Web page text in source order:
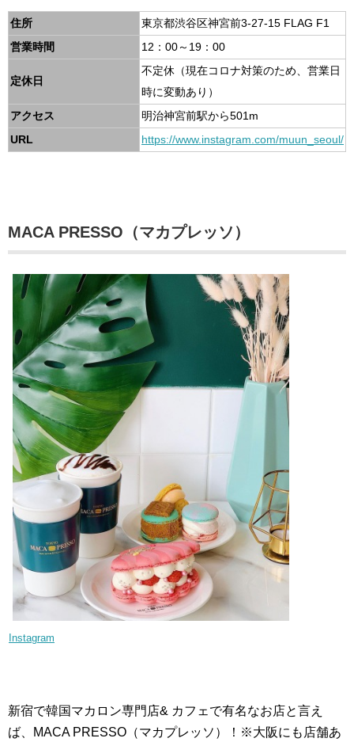
住所
東京都渋谷区神宮前3-27-15 FLAG F1
営業時間
12：00～19：00
定休日
不定休（現在コロナ対策のため、営業日
時に変動あり）
アクセス
明治神宮前駅から501m
URL
https://www.instagram.com/muun_seoul/
MACA PRESSO（マカプレッソ）
Instagram
新宿で韓国マカロン専門店& カフェで有名なお店と言え
ば、MACA PRESSO（マカプレッソ）！※大阪にも店舗あ